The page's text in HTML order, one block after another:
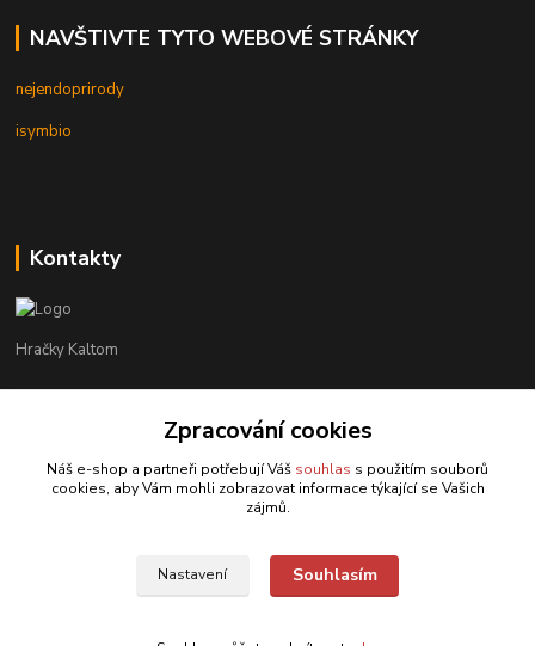
NAVŠTIVTE TYTO WEBOVÉ STRÁNKY
nejendoprirody
isymbio
Kontakty
Hračky Kaltom
+420 777 538 008
hrackykaltom@gmail.com
Zpracování cookies
Náš e-shop a partneři potřebují Váš souhlas s použitím souborů
cookies, aby Vám mohli zobrazovat informace týkající se Vašich
zájmů.
Nastavení Souhlasím